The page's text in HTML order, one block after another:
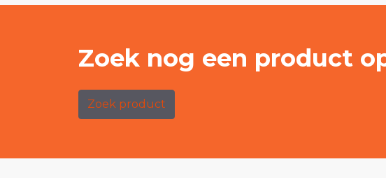
Zoek nog een product
Zoek product